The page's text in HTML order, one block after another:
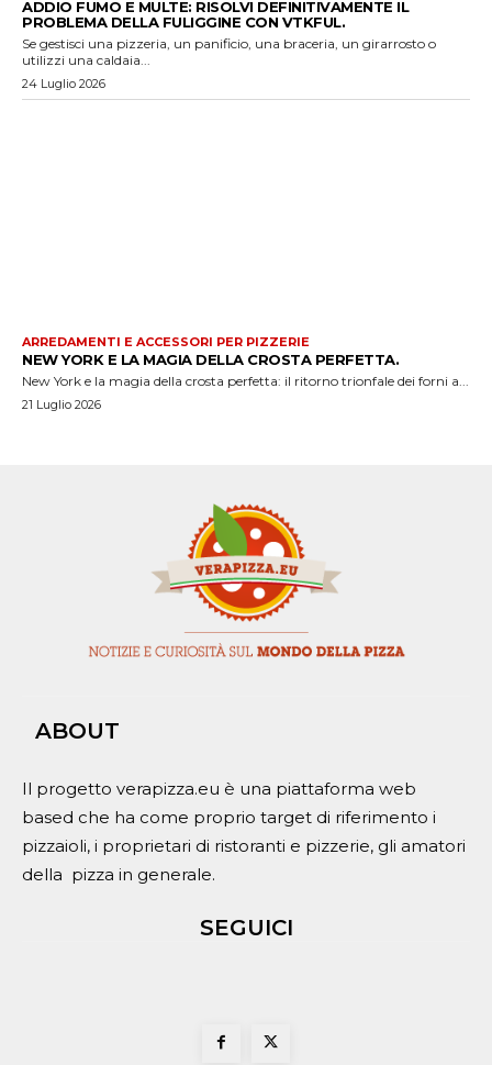
ADDIO FUMO E MULTE: RISOLVI DEFINITIVAMENTE IL
PROBLEMA DELLA FULIGGINE CON VTKFUL.
Se gestisci una pizzeria, un panificio, una braceria, un girarrosto o
utilizzi una caldaia...
24 Luglio 2026
ARREDAMENTI E ACCESSORI PER PIZZERIE
NEW YORK E LA MAGIA DELLA CROSTA PERFETTA.
New York e la magia della crosta perfetta: il ritorno trionfale dei forni a...
21 Luglio 2026
ABOUT
Il progetto verapizza.eu è una piattaforma web
based che ha come proprio target di riferimento i
pizzaioli, i proprietari di ristoranti e pizzerie, gli amatori
della pizza in generale.
SEGUICI